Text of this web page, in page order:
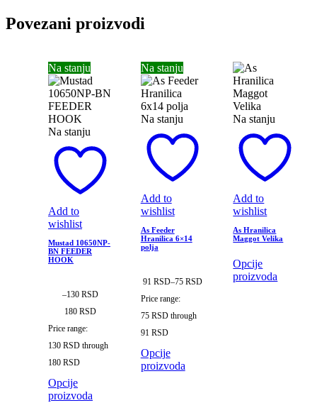
Povezani proizvodi
Na stanju
Na stanju
Add to
wishlist
Mustad 10650NP-
BN FEEDER
HOOK
130 RSD
–
180 RSD
Price range:
130 RSD through
180 RSD
Opcije
proizvoda
Na stanju
Na stanju
Add to
wishlist
As Feeder
Hranilica 6×14
polja
75RSD
–
91RSD
Price range:
75 RSD through
91 RSD
Opcije
proizvoda
Na stanju
Add to
wishlist
As Hranilica
Maggot Velika
Opcije
proizvoda